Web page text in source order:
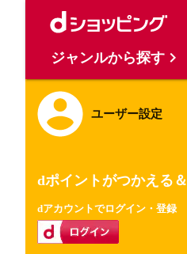
ユーザー設定
dポイントがつかえる
dアカウントでログイン・登録
ジャンルから探す